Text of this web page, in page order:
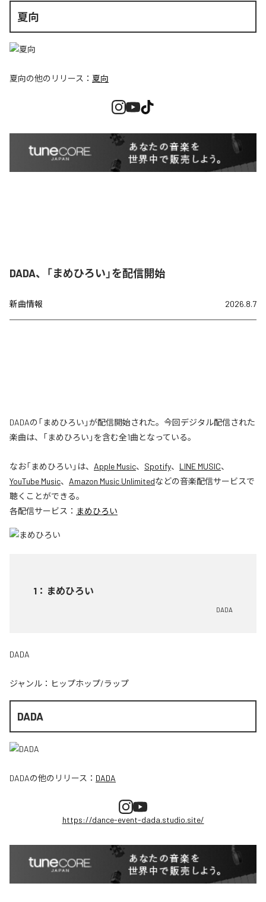
夏向
夏向の他のリリース： 夏向
DADA、「まめひろい」を配信開始
新曲情報 2026.8.7
DADAの「まめひろい」が配信開始された。今回デジタル配信された
楽曲は、「まめひろい」を含む全1曲となっている。
なお「まめひろい 」は、 Apple Music、 Spotify、 LINE MUSIC、
YouTube Music、 Amazon Music Unlimitedなどの音楽配信サービスで
聴くことができる。
各配信サービス： まめひろい
1 ： まめひろい
DADA
DADA
ジャンル： ヒップホップ/ラップ
DADA
DADAの他のリリース： DADA
https://dance-event-dada.studio.site/